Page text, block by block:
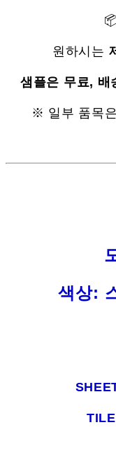
원하시는
샘플은 무료, 배
※ 일부 품목
색상: